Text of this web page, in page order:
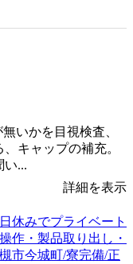
いかを目視検査、
キャップの補充。
い...
詳細を表示